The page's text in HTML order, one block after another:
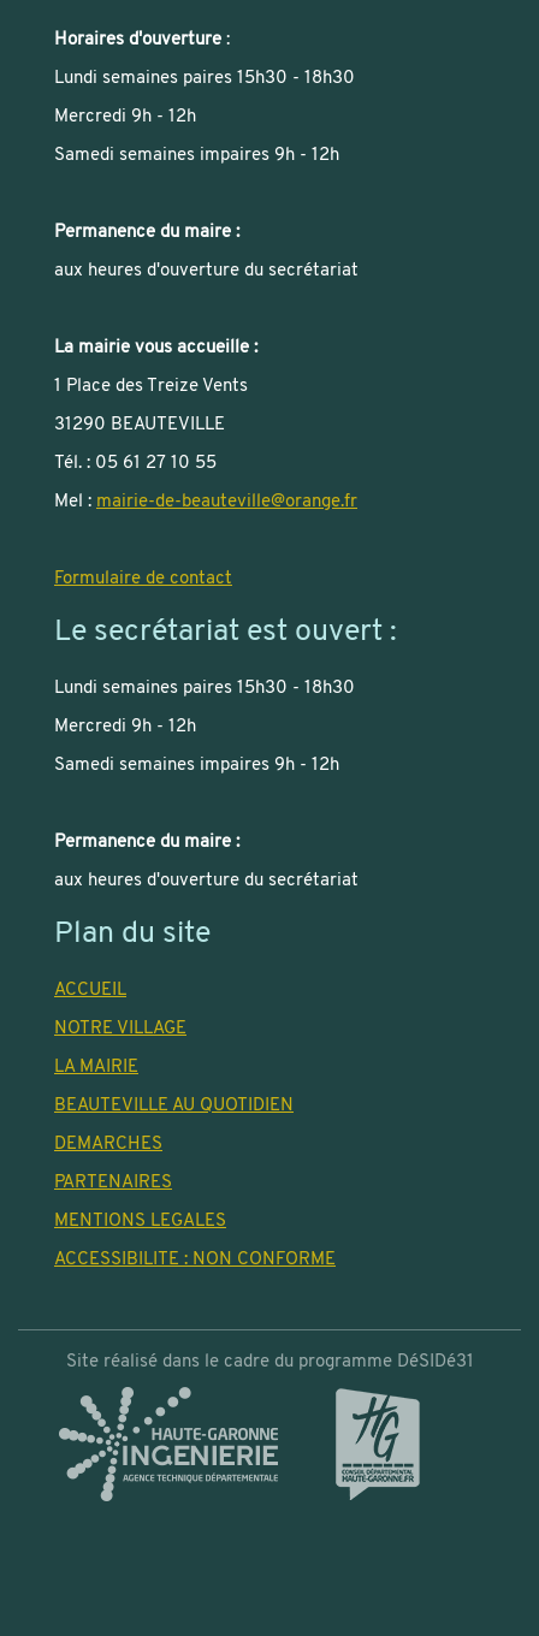
Horaires d'ouverture :
Lundi semaines paires 15h30 - 18h30
Mercredi 9h - 12h
Samedi semaines impaires 9h - 12h
Permanence du maire :
aux heures d'ouverture du secrétariat
La mairie vous accueille :
1 Place des Treize Vents
31290 BEAUTEVILLE
Tél. : 05 61 27 10 55
Mel : mairie-de-beauteville@orange.fr
Formulaire de contact
Le secrétariat est ouvert :
Lundi semaines paires 15h30 - 18h30
Mercredi 9h - 12h
Samedi semaines impaires 9h - 12h
Permanence du maire :
aux heures d'ouverture du secrétariat
Plan du site
ACCUEIL
NOTRE VILLAGE
LA MAIRIE
BEAUTEVILLE AU QUOTIDIEN
DEMARCHES
PARTENAIRES
MENTIONS LEGALES
ACCESSIBILITE : NON CONFORME
Site réalisé dans le cadre du programme DéSIDé31